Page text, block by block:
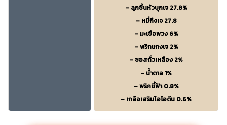
– ลูกชิ้นหัวบุกเจ 27.8%
– หมี่กึงเจ 27.8
– มะเขือพวง 6%
– พริกแกงเจ 2%
– ซอสถั่วเหลือง 2%
– น้ำตาล 1%
– พริกชี้ฟ้า 0.8%
– เกลือเสริมไอโอดีน 0.6%